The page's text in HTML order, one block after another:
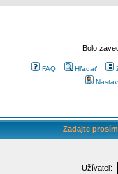
Bolo
FAQ Hľadať
Zadajte
Užívateľ: